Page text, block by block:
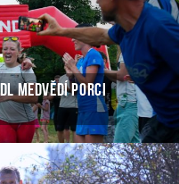
MEDVĚDÍ PORCI